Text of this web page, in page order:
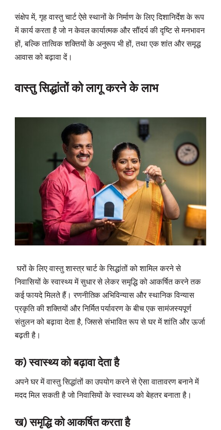
संक्षेप में, गृह वास्तु चार्ट ऐसे स्थानों के निर्माण के लिए दिशानिर्देश के रूप
में कार्य करता है जो न केवल कार्यात्मक और सौंदर्य की दृष्टि से मनभावन
हों, बल्कि तात्विक शक्तियों के अनुरूप भी हों, तथा एक शांत और समृद्ध
आवास को बढ़ावा दें।
वास्तु सिद्धांतों को लागू करने के लाभ
घरों के लिए वास्तु शास्त्र चार्ट के सिद्धांतों को शामिल करने से
निवासियों के स्वास्थ्य में सुधार से लेकर समृद्धि को आकर्षित करने तक
कई फायदे मिलते हैं। रणनीतिक अभिविन्यास और स्थानिक विन्यास
प्रकृति की शक्तियों और निर्मित पर्यावरण के बीच एक सामंजस्यपूर्ण
संतुलन को बढ़ावा देता है, जिससे संभावित रूप से घर में शांति और ऊर्जा
बढ़ती है।
क) स्वास्थ्य को बढ़ावा देता है
अपने घर में वास्तु सिद्धांतों का उपयोग करने से ऐसा वातावरण बनाने में
मदद मिल सकती है जो निवासियों के स्वास्थ्य को बेहतर बनाता है।
ख) समृद्धि को आकर्षित करता है